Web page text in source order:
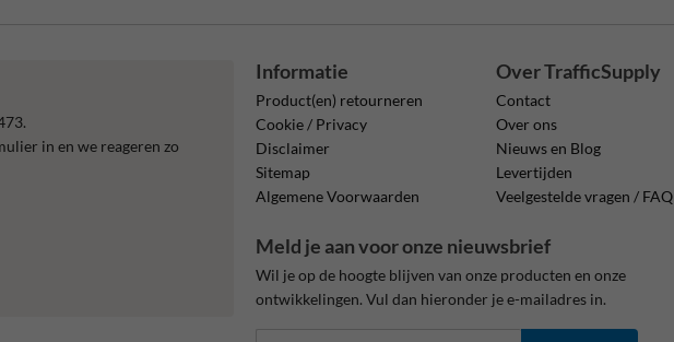
in en we reageren zo
Informatie
Product(en) retourneren
Cookie / Privacy
Disclaimer
Sitemap
Algemene Voorwaarden
Over TrafficSupply
Contact
Over ons
Nieuws en Blog
Levertijden
Veelgestelde vragen / FAQ
Meld je aan voor onze nieuwsbrief
Wil je op de hoogte blijven van onze producten en onze
ontwikkelingen. Vul dan hieronder je e-mailadres in.